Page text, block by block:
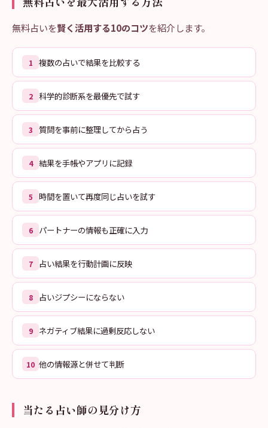
無料占いを賢く活用する10のコツを紹介します。
1 複数の占いで結果を比較する
2 科学的診断系を最優先で試す
3 質問を事前に整理してから占う
4 結果を手帳やアプリに記録
5 時間を置いて再度同じ占いを試す
6 パートナーの情報も正確に入力
7 占い結果を行動計画に反映
8 占いジプシーにならない
9 ネガティブ結果に過剰反応しない
10 他の情報源と併せて判断
当たる占い師の見分け方